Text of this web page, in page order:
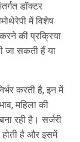
डॉक्टर
में विशेष
की प्रक्रिया
जा सकती हैं या
करती है, इन में
महिला की
रही है। सर्जरी
है और इसमें